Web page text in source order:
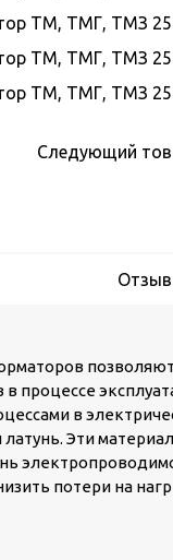
Следующий
процессе
в
Эти
потери на